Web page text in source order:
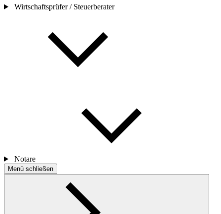
Wirtschaftsprüfer / Steuerberater
Notare
Menü schließen